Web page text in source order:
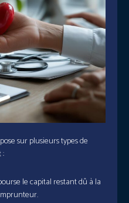
sur plusieurs types de
:
le capital restant dû à la